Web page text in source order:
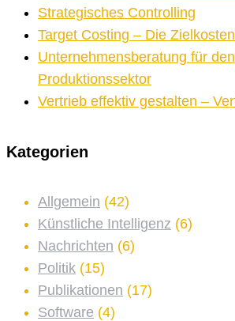
Strategisches Controlling
Target Costing – Die
Unternehmensberatung für den
Produktionssektor
Vertrieb effektiv gestalten –
Kategorien
Allgemein (42)
Künstliche Intelligenz (6)
Nachrichten (6)
Politik (15)
Publikationen (17)
Software (4)